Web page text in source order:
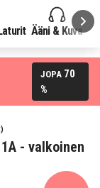
Ääni & Kuva
JOPA 70
%
- valkoinen